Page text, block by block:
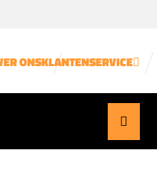
ONSKLANTENSERVICE